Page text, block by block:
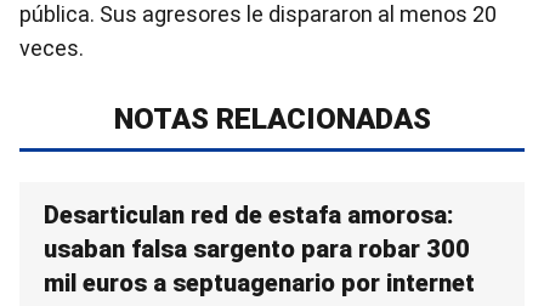
pública. Sus agresores le dispararon al menos 20
veces.
NOTAS RELACIONADAS
Desarticulan red de estafa amorosa:
usaban falsa sargento para robar 300
mil euros a septuagenario por internet